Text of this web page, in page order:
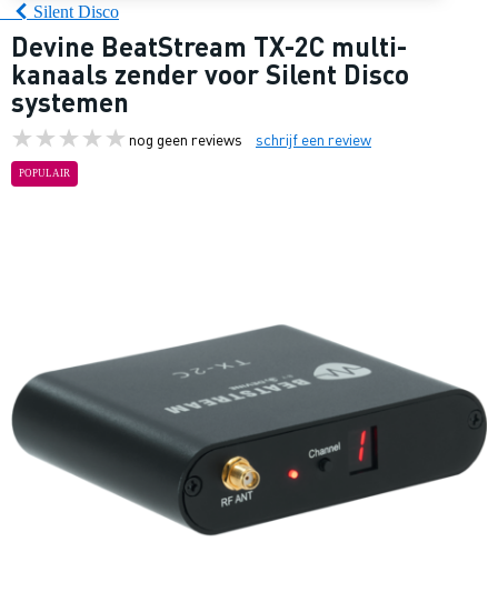
Silent Disco
Devine BeatStream TX-2C multi-
kanaals zender voor Silent Disco
systemen
nog geen reviews schrijf een review
POPULAIR